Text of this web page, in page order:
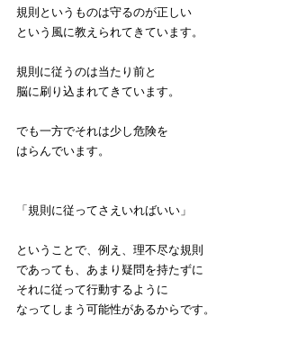
規則というものは守るのが正しい
という風に教えられてきています。
規則に従うのは当たり前と
脳に刷り込まれてきています。
でも一方でそれは少し危険を
はらんでいます。
「規則に従ってさえいればいい」
ということで、例え、理不尽な規則
であっても、あまり疑問を持たずに
それに従って行動するように
なってしまう可能性があるからです。